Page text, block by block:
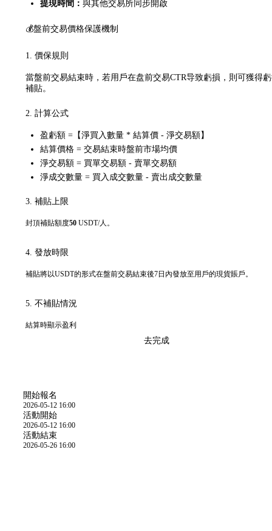
提現時間： 與其他交易所同步開啟
💰盤前交易價格保護機制
1. 價保規則
當盤前交易結束時，若用戶在盘前交易CTR导致虧損，則可獲得
補貼。
2. 計算公式
盈虧額 =【淨買入數量 * 結算價 - 淨交易額】
結算價格 = 交易結束時盤前市場均價
淨交易額 = 買單交易額 - 賣單交易額
淨成交數量 = 買入成交數量 - 賣出成交數量
3. 補貼上限
封頂補貼額度50 USDT/人。
4. 發放時限
補貼將以USDT的形式在盤前交易結束後7日內發放至用戶的現貨賬戶。
5. 不補貼情況
結算時顯示盈利
去完成
開始報名
2026-05-12 16:00
活動開始
2026-05-12 16:00
活動結束
2026-05-26 16:00